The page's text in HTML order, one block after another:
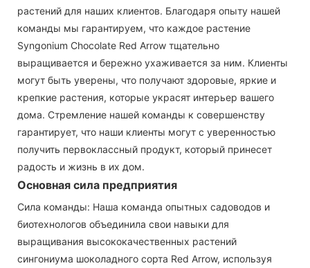
растений для наших клиентов. Благодаря опыту нашей
команды мы гарантируем, что каждое растение
Syngonium Chocolate Red Arrow тщательно
выращивается и бережно ухаживается за ним. Клиенты
могут быть уверены, что получают здоровые, яркие и
крепкие растения, которые украсят интерьер вашего
дома. Стремление нашей команды к совершенству
гарантирует, что наши клиенты могут с уверенностью
получить первоклассный продукт, который принесет
радость и жизнь в их дом.
Основная сила предприятия
Сила команды: Наша команда опытных садоводов и
биотехнологов объединила свои навыки для
выращивания высококачественных растений
сингониума шоколадного сорта Red Arrow, используя